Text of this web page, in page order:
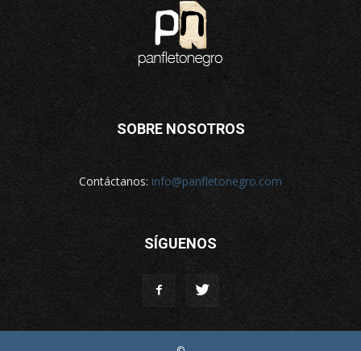
SOBRE NOSOTROS
Contáctanos: info@panfletonegro.com
SÍGUENOS